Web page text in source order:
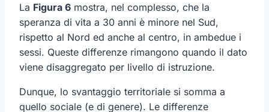
La Figura 6 mostra, nel complesso, che la
speranza di vita a 30 anni è minore nel Sud,
rispetto al Nord ed anche al centro, in ambedue i
sessi. Queste differenze rimangono quando il dato
viene disaggregato per livello di istruzione.
Dunque, lo svantaggio territoriale si somma a
quello sociale (e di genere). Le differenze